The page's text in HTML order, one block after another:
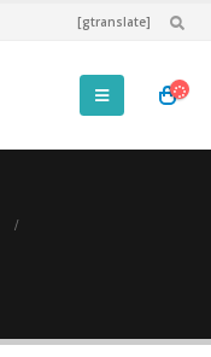
[gtranslate]